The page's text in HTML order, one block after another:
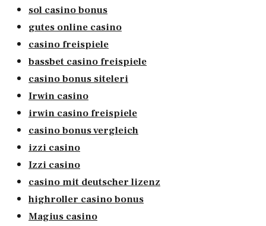
sol casino bonus
gutes online casino
casino freispiele
bassbet casino freispiele
casino bonus siteleri
Irwin casino
irwin casino freispiele
casino bonus vergleich
izzi casino
Izzi casino
casino mit deutscher lizenz
highroller casino bonus
Magius casino